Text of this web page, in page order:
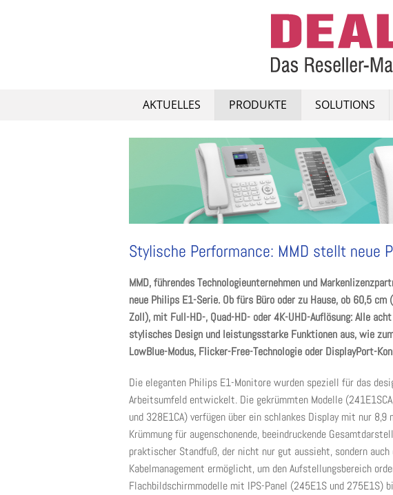
AKTUELLES PRODUKTE SOLUTIONS
Stylische Performance: MMD stellt neue
MMD, führendes Technologieunternehmen und
neue Philips E1-Serie. Ob fürs Büro oder zu Hause, ob 60,5
Zoll), mit Full-HD-, Quad-HD- oder 4K-UHD-Auflösung: Alle
stylisches Design und leistungsstarke Funktionen aus, wie
LowBlue-Modus, Flicker-Free-Technologie oder DisplayPort-
Die eleganten Philips E1-Monitore wurden speziell für das
Arbeitsumfeld entwickelt. Die gekrümmten Modelle
und 328E1CA) verfügen über ein schlankes Display mit nur
Krümmung für augenschonende, beeindruckende
praktischer Standfuß, der nicht nur gut aussieht, sondern
Kabelmanagement ermöglicht, um den Aufstellungsbereich
Flachbildschirmmodelle mit IPS-Panel (245E1S und 275E1S)